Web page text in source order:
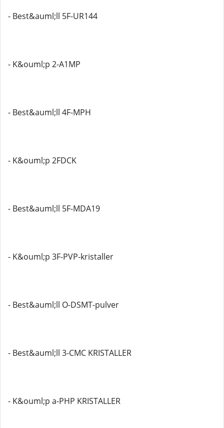
- Best&auml;ll 5F-UR144
- K&ouml;p 2-A1MP
- Best&auml;ll 4F-MPH
- K&ouml;p 2FDCK
- Best&auml;ll 5F-MDA19
- K&ouml;p 3F-PVP-kristaller
- Best&auml;ll O-DSMT-pulver
- Best&auml;ll 3-CMC KRISTALLER
- K&ouml;p a-PHP KRISTALLER